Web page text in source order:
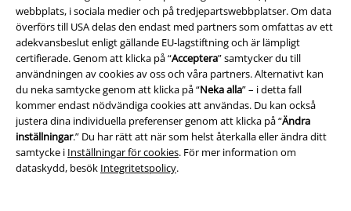
webbplats, i sociala medier och på tredjepartswebbplatser. Om data
överförs till USA delas den endast med partners som omfattas av ett
adekvansbeslut enligt gällande EU-lagstiftning och är lämpligt
certifierade. Genom att klicka på “Acceptera” samtycker du till
användningen av cookies av oss och våra partners. Alternativt kan
du neka samtycke genom att klicka på “Neka alla” – i detta fall
kommer endast nödvändiga cookies att användas. Du kan också
justera dina individuella preferenser genom att klicka på “Ändra
inställningar.” Du har rätt att när som helst återkalla eller ändra ditt
samtycke i Inställningar för cookies. För mer information om
dataskydd, besök Integritetspolicy.
Villkor
Om oss
Ladda ner villkoren
Avfallshantering och miljöskydd
Försäkran om överensstämmelse